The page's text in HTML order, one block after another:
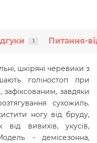
1 Питання-
шкіряні черевики з
голіностоп при
завдяки
сухожиль.
ногу від бруду,
вивихів, укусів,
- демісезонна,